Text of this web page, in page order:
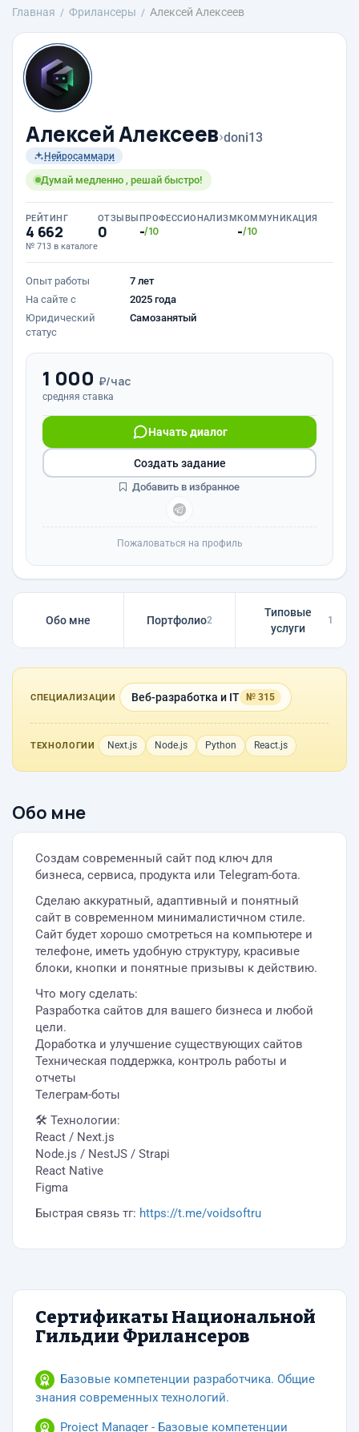
Главная Фрилансеры Алексей Алексеев
Алексей Алексеев›doni13
Нейросаммари
Думай медленно , решай быстро!
РЕЙТИНГ
4 662
№ 713 в каталоге
ОТЗЫВЫ
0
ПРОФЕССИОНАЛИЗМ
-/10
КОММУНИКАЦИЯ
-/10
Опыт работы
7 лет
На сайте с
2025 года
Юридический
статус
Самозанятый
1 000 ₽/час
средняя ставка
Начать диалог
Создать задание
Добавить в избранное
Пожаловаться на профиль
Обо мне Портфолио2
Типовые
услуги
1
СПЕЦИАЛИЗАЦИИ Веб-разработка и IT № 315
ТЕХНОЛОГИИ Next.js Node.js Python React.js
Обо мне
Создам современный сайт под ключ для
бизнеса, сервиса, продукта или Telegram-бота.
Сделаю аккуратный, адаптивный и понятный
сайт в современном минималистичном стиле.
Сайт будет хорошо смотреться на компьютере и
телефоне, иметь удобную структуру, красивые
блоки, кнопки и понятные призывы к действию.
Что могу сделать:
Разработка cайтов для вашего бизнеса и любой
цели.
Доработка и улучшение существующих сайтов
Техническая поддержка, контроль работы и
отчеты
Телеграм-боты
🛠 Технологии:
React / Next.js
Node.js / NestJS / Strapi
React Native
Figma
Быстрая связь тг: https://t.me/voidsoftru
Сертификаты Национальной
Гильдии Фрилансеров
Базовые компетенции разработчика. Общие
знания современных технологий.
Project Manager - Базовые компетенции